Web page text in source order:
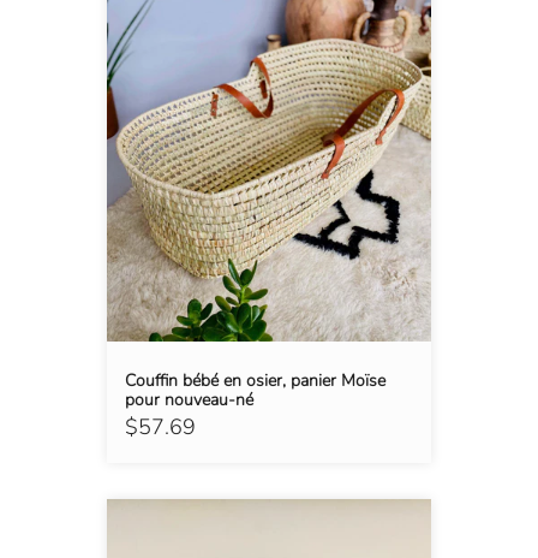
$57.69
Couffin bébé en osier, panier Moïse
pour nouveau-né